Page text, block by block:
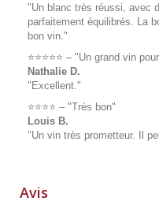
"Un blanc très réussi, avec
parfaitement équilibrés. La
bon vin."
⭐️⭐️⭐️⭐️⭐️ – "Un grand vin
Nathalie D.
"Excellent."
⭐️⭐️⭐️⭐️ – "Très bon"
Louis B.
"Un vin très prometteur. Il
Avis